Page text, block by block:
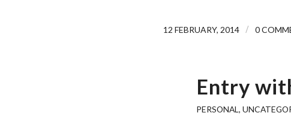
12 FEBRUARY, 2014 / 0
Entry
PERSONAL,